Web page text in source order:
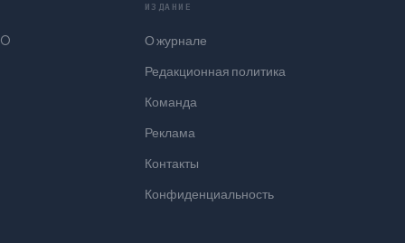
ИЗДАНИЕ
О журнале
Редакционная политика
Команда
Реклама
Контакты
Конфиденциальность